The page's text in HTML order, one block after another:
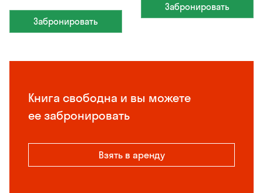
Книга свободна и вы можете
ее забронировать
Взять в аренду
Забронировать
Забронировать